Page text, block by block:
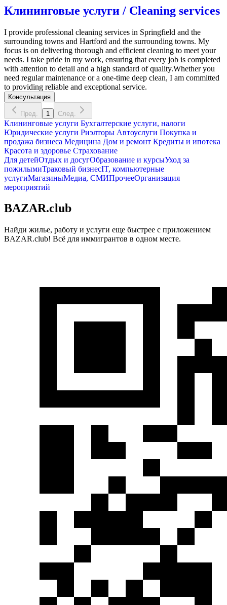
Клининговые услуги / Cleaning services
I provide professional cleaning services in Springfield and the
surrounding towns and Hartford and the surrounding towns. My
focus is on delivering thorough and efficient cleaning to meet your
needs. I take pride in my work, ensuring that every job is completed
with attention to detail and a high standard of quality.Whether you
need regular maintenance or a one-time deep clean, I am committed
to providing reliable and exceptional service.
Консультация
Пред. 1 След.
Клининговые услуги Бухгалтерские услуги, налоги
Юридические услуги Риэлторы Автоуслуги Покупка и
продажа бизнеса Медицина Дом и ремонт Кредиты и ипотека
Красота и здоровье Страхование
Для детейОтдых и досугОбразование и курсыУход за
пожилымиТраковый бизнесIT, компьютерные
услугиМагазиныМедиа, СМИПрочееОрганизация
мероприятий
BAZAR.club
Найди жилье, работу и услуги еще быстрее с приложением
BAZAR.club! Всё для иммигрантов в одном месте.